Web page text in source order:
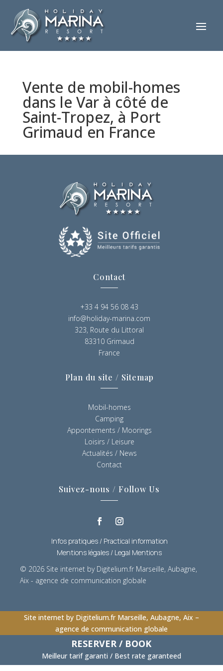
Vente de mobil-homes
dans le Var à côté de
Saint-Tropez, à Port
Grimaud en France
Contact
+33 4 94 56 08 43
info@holiday-marina.com
323, Route du Littoral
83310 Grimaud
France
Plan du site / Sitemap
Mobil-homes
Camping
Appontements / Moorings
Loisirs / Leisure
Actualités / News
Contact
Suivez-nous / Follow Us
Infos pratiques / Practical information
Mentions légales / Legal Mentions
© 2026 Site internet by Digitelium.fr Marseille, Aubagne,
Aix - agence de communication globale
Site internet by Digitelium.fr Marseille, Aubagne, Aix –
agence de communication globale
RESERVER / BOOK
Meilleur tarif garanti / Best rate garanteed